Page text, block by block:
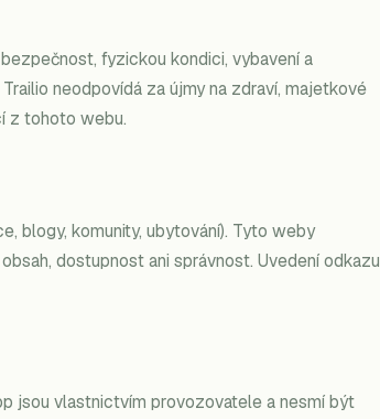
fyzickou kondici, vybavení a
neodpovídá za újmy na zdraví, majetkové
z tohoto webu.
blogy, komunity, ubytování). Tyto weby
dostupnost ani správnost. Uvedení odkazu
jsou vlastnictvím provozovatele a nesmí být